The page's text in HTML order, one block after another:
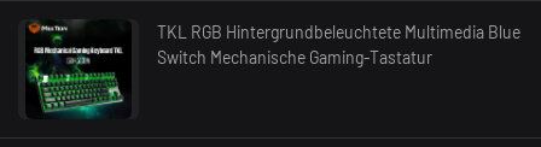
TKL RGB Hintergrundbeleuchtete Multimedia Blue
Switch Mechanische Gaming-Tastatur